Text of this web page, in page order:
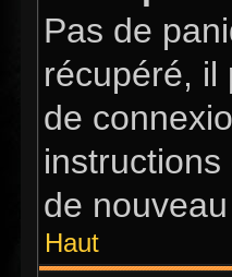
Pas de
récupéré, il
de
de
Haut